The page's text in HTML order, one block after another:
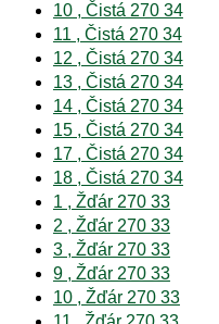
10 , Čistá 270 34
11 , Čistá 270 34
12 , Čistá 270 34
13 , Čistá 270 34
14 , Čistá 270 34
15 , Čistá 270 34
17 , Čistá 270 34
18 , Čistá 270 34
1 , Žďár 270 33
2 , Žďár 270 33
3 , Žďár 270 33
9 , Žďár 270 33
10 , Žďár 270 33